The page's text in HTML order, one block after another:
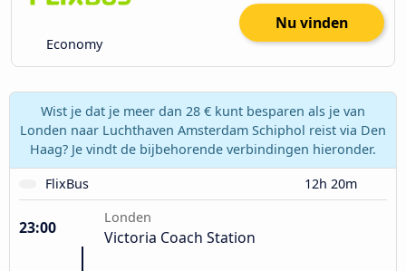
Economy
Nu vinden
Wist je dat je meer dan 28 € kunt besparen als je van
Londen naar Luchthaven Amsterdam Schiphol reist via Den
Haag? Je vindt de bijbehorende verbindingen hieronder.
FlixBus
12h 20m
23:00
Londen
Victoria Coach Station